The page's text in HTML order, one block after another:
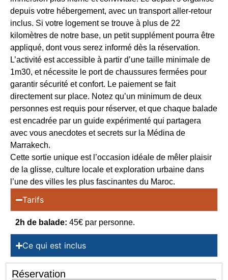
depuis votre hébergement, avec un transport aller-retour
inclus. Si votre logement se trouve à plus de 22
kilomètres de notre base, un petit supplément pourra être
appliqué, dont vous serez informé dès la réservation.
L’activité est accessible à partir d’une taille minimale de
1m30, et nécessite le port de chaussures fermées pour
garantir sécurité et confort. Le paiement se fait
directement sur place. Notez qu’un minimum de deux
personnes est requis pour réserver, et que chaque balade
est encadrée par un guide expérimenté qui partagera
avec vous anecdotes et secrets sur la Médina de
Marrakech.
Cette sortie unique est l’occasion idéale de mêler plaisir
de la glisse, culture locale et exploration urbaine dans
l’une des villes les plus fascinantes du Maroc.
Tarifs
2h de balade: 45€ par personne.
Ce qui est inclus
Réservation